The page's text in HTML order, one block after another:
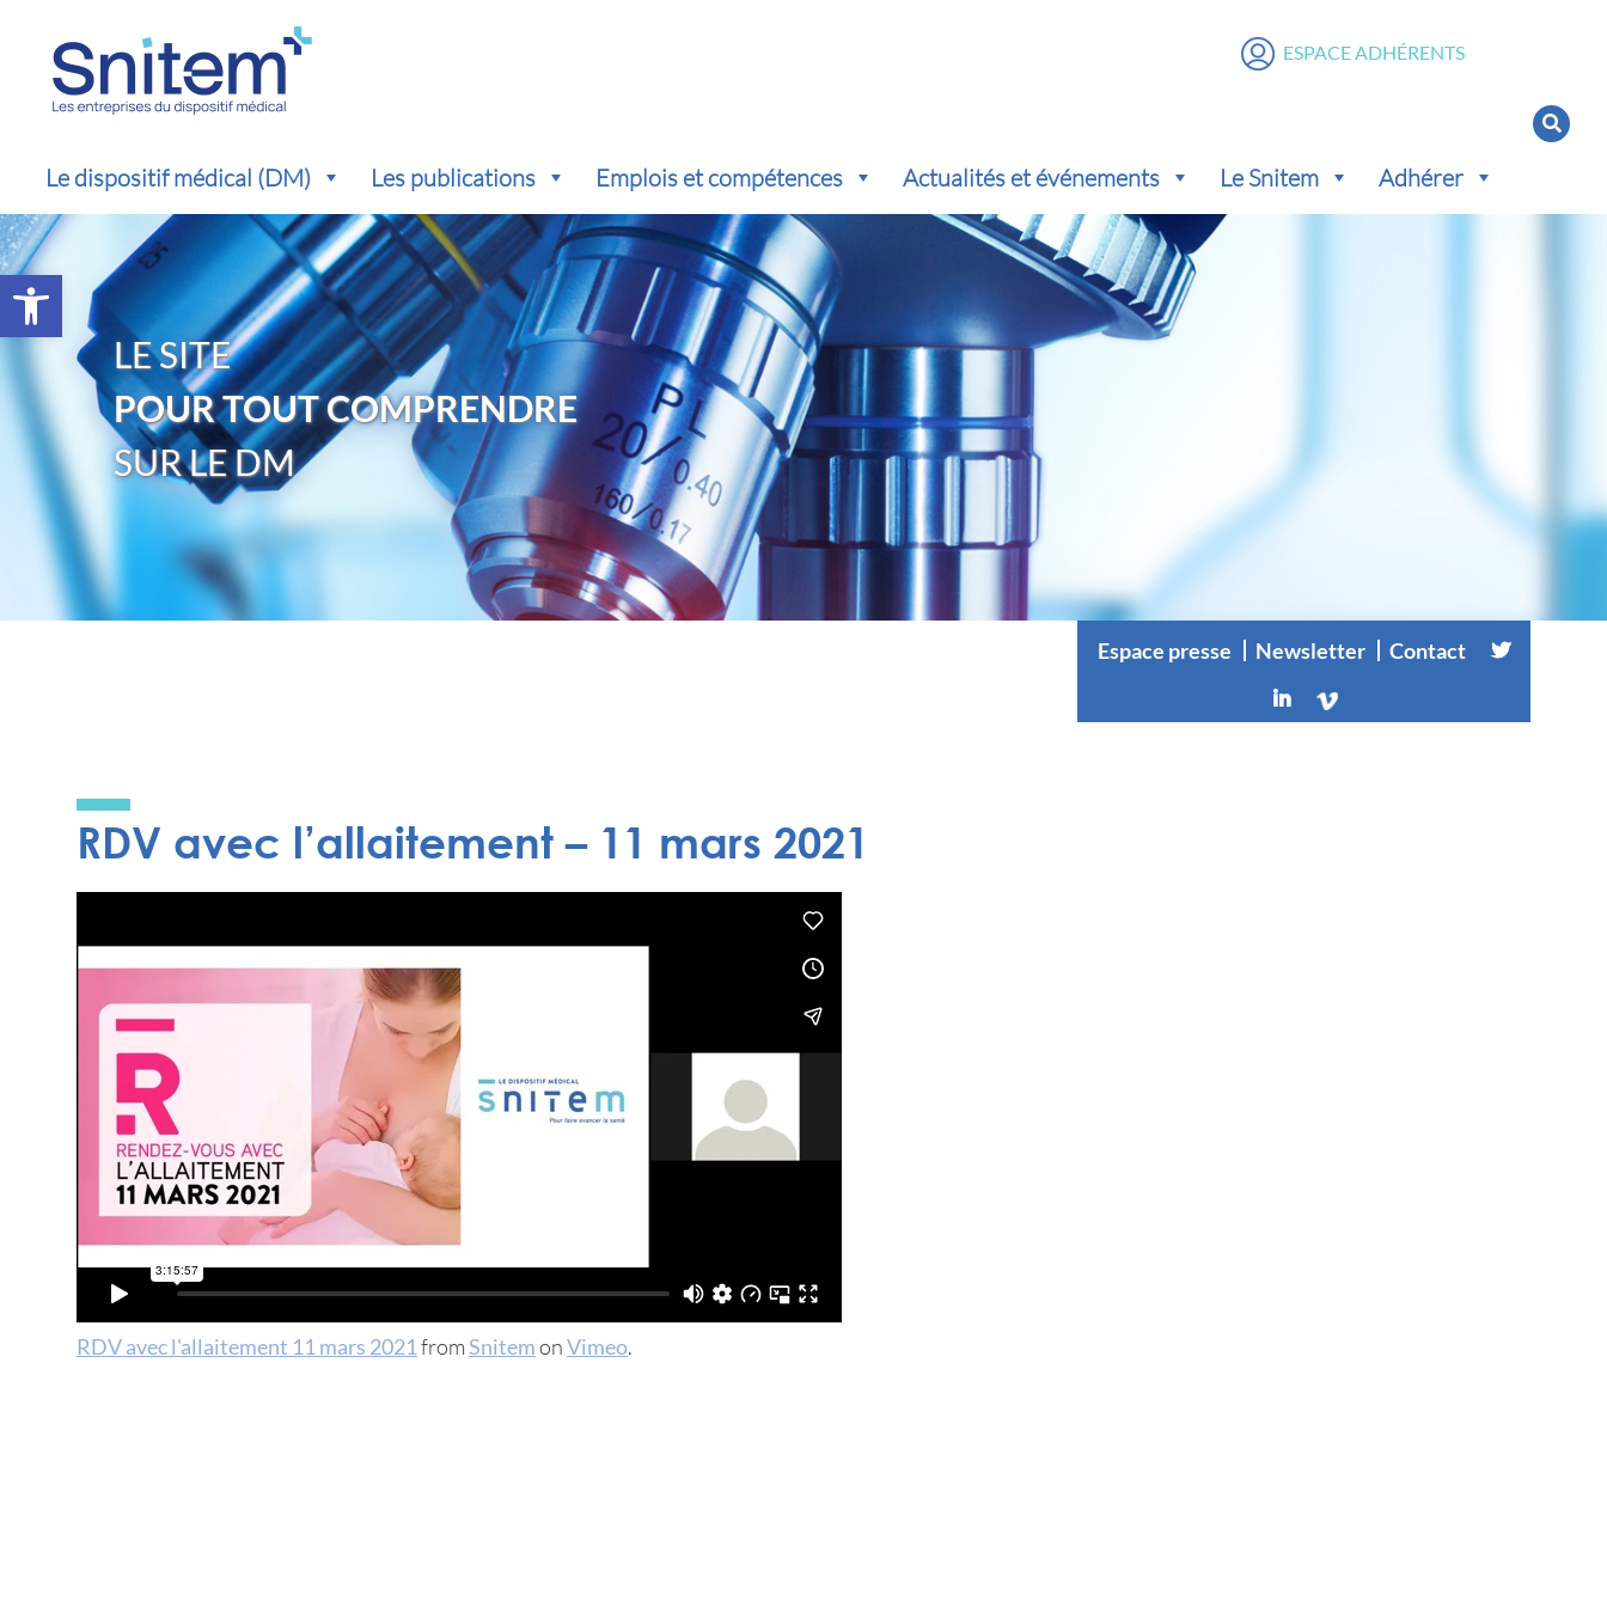
Ouvrir la barre d’outils
Le dispositif médical (DM) Les publications Emplois et compétences Actualités et événements Le Snitem Adhérer
ESPACE ADHÉRENTS
LE SITE
POUR TOUT COMPRENDRE
SUR LE DM
Espace presse Newsletter Contact
RDV avec l’allaitement – 11 mars 2021
RDV avec l'allaitement 11 mars 2021 fromSnitemonVimeo.